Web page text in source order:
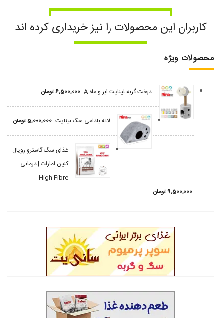
کاربران این محصولات را نیز خریداری کرده اند
محصولات ویژه
درخت گربه نیناپت ابر و ماه A 6,500,000تومان
لانه بادامی سگ نیناپت 5,000,000تومان
غذای سگ گاسترو رویال
کنین امارات | درمانی
High Fibre
9,500,000 تومان